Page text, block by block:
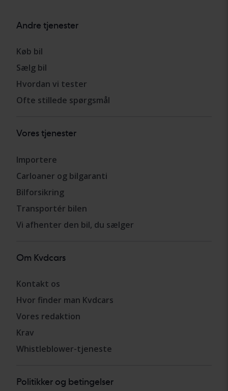
Andre tjenester
Køb bil
Sælg bil
Hvordan vi tester
Ofte stillede spørgsmål
Vores tjenester
Importere
Carloaner og bilgaranti
Bilforsikring
Transportér bilen
Vi afhenter den bil, du sælger
Om Kvdcars
Kontakt os
Hvor finder man Kvdcars
Vores redaktion
Krav
Whistleblower-tjeneste
Politikker og betingelser